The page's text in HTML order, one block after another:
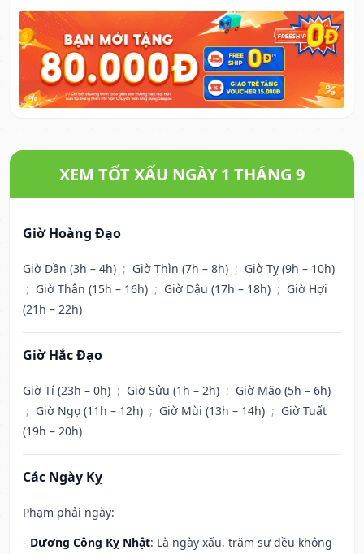
XEM TỐT XẤU NGÀY 1 THÁNG 9
Giờ Hoàng Đạo
Giờ Dần (3h – 4h) ; Giờ Thìn (7h – 8h) ; Giờ Tỵ (9h – 10h)
; Giờ Thân (15h – 16h) ; Giờ Dậu (17h – 18h) ; Giờ Hợi
(21h – 22h)
Giờ Hắc Đạo
Giờ Tí (23h – 0h) ; Giờ Sửu (1h – 2h) ; Giờ Mão (5h – 6h)
; Giờ Ngọ (11h – 12h) ; Giờ Mùi (13h – 14h) ; Giờ Tuất
(19h – 20h)
Các Ngày Kỵ
Phạm phải ngày:
- Dương Công Kỵ Nhật: Là ngày xấu, trăm sự đều không